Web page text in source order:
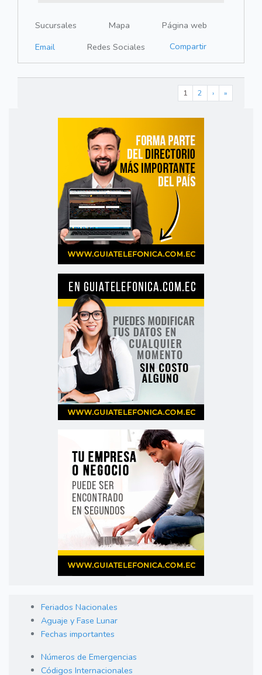
Sucursales Mapa
Página web
Email
Redes Sociales Compartir
1 2 › »
Feriados Nacionales
Aguaje y Fase Lunar
Fechas importantes
Números de Emergencias
Códigos Internacionales